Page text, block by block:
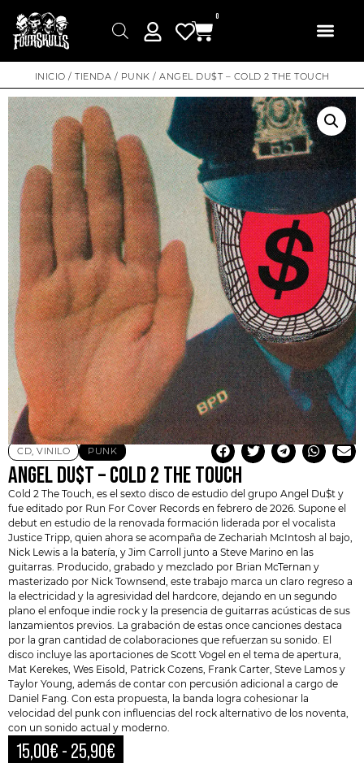
0
INICIO / TIENDA / PUNK / ANGEL DU$T – COLD 2 THE TOUCH
CD, VINILO PUNK
ANGEL DU$T – COLD 2 THE TOUCH
Cold 2 The Touch, es el sexto disco de estudio del grupo Angel Du$t y
fue editado por Run For Cover Records en febrero de 2026. Supone el
debut en estudio de la renovada formación liderada por el vocalista
Justice Tripp, quien ahora se acompaña de Zechariah McIntosh al bajo,
Nick Lewis a la batería, y Jim Carroll junto a Steve Marino en las
guitarras. Producido, grabado y mezclado por Brian McTernan y
masterizado por Nick Townsend, este trabajo marca un claro regreso a
la electricidad y la agresividad del hardcore, dejando en un segundo
plano el enfoque indie rock y la presencia de guitarras acústicas de sus
lanzamientos previos. La grabación de estas once canciones destaca
por la gran cantidad de colaboraciones que refuerzan su sonido. El
disco incluye las aportaciones de Scott Vogel en el tema de apertura,
Mat Kerekes, Wes Eisold, Patrick Cozens, Frank Carter , Steve Lamos y
Taylor Young, además de contar con percusión adicional a cargo de
Daniel Fang. Con esta propuesta, la banda logra cohesionar la
velocidad del punk con influencias del rock alternativo de los noventa,
con un sonido actual y moderno.
15,00€ - 25,90€